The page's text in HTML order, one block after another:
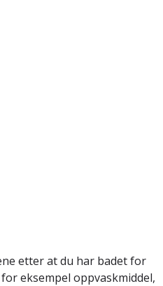
etter at du har badet for
eksempel oppvaskmiddel,